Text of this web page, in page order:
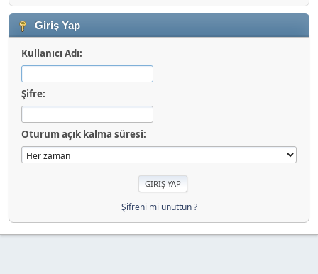
Giriş Yap
Kullanıcı Adı:
Şifre:
Oturum açık kalma süresi:
Şifreni mi unuttun ?